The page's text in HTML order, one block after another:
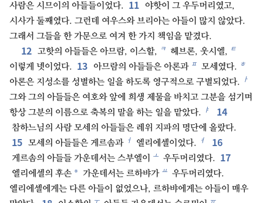
사람은 시므이의 아들들이었다. 11 야핫이 그 우두머리였고,
시사가 둘째였다. 그런데 여우스와 브리아는 아들이 많지 않았다.
그래서 그들을 한 가문으로 여겨 한 가지 책임을 맡겼다.
12 고핫의 아들들은 아므람, 이스할, ㅋ 헤브론, 웃시엘, ㅌ
이렇게 넷이었다. 13 아므람의 아들들은 아론과 ㅍ 모세였다. ㅎ
아론은 지성소를 성별하는 일을 하도록 영구적으로 구별되었다. ㅏ
그와 그의 아들들은 여호와 앞에 희생 제물을 바치고 그분을 섬기며
항상 그분의 이름으로 축복의 말을 하는 일을 맡았다. ㅑ 14
참하느님의 사람 모세의 아들들은 레위 지파의 명단에 올랐다.
15 모세의 아들들은 게르솜과 ㅓ 엘리에셀이었다. ㅕ 16
게르솜의 아들들 가운데서는 스부엘이 ㅗ 우두머리였다. 17
엘리에셀의 후손 * 가운데서는 르하뱌가 ㅛ 우두머리였다.
엘리에셀에게는 다른 아들이 없었으나, 르하뱌에게는 아들이 매우
ㅜ ㅠ